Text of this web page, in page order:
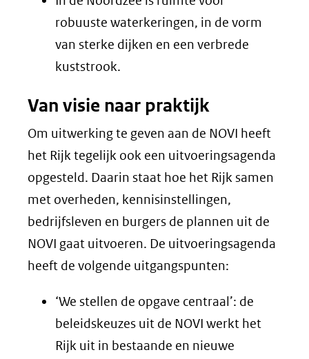
robuuste waterkeringen, in de vorm
van sterke dijken en een verbrede
kuststrook.
Van visie naar praktijk
Om uitwerking te geven aan de NOVI heeft
het Rijk tegelijk ook een uitvoeringsagenda
opgesteld. Daarin staat hoe het Rijk samen
met overheden, kennisinstellingen,
bedrijfsleven en burgers de plannen uit de
NOVI gaat uitvoeren. De uitvoeringsagenda
heeft de volgende uitgangspunten:
‘We stellen de opgave centraal’: de
beleidskeuzes uit de NOVI werkt het
Rijk uit in bestaande en nieuwe